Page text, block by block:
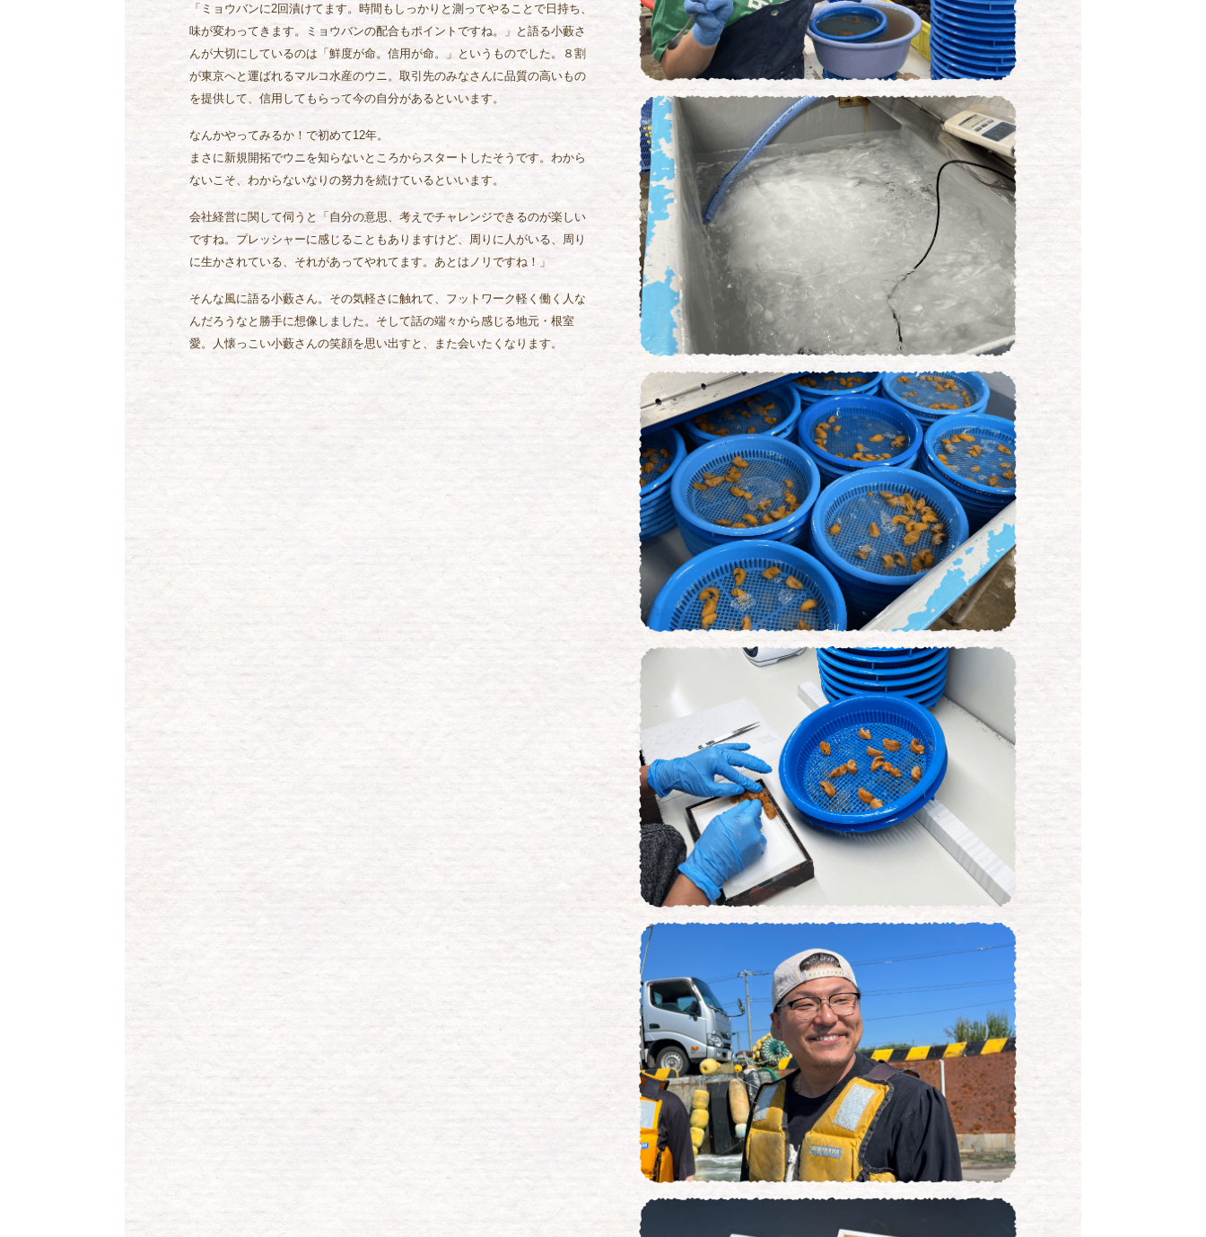
「ミョウバンに2回漬けてます。時間もしっかりと測ってやることで日持ち、
味が変わってきます。ミョウバンの配合もポイントですね。」と語る小藪さ
んが大切にしているのは「鮮度が命。信用が命。」というものでした。８割
が東京へと運ばれるマルコ水産のウニ。取引先のみなさんに品質の高いもの
を提供して、信用してもらって今の自分があるといいます。
なんかやってみるか！で初めて12年。
まさに新規開拓でウニを知らないところからスタートしたそうです。わから
ないこそ、わからないなりの努力を続けているといいます。
会社経営に関して伺うと「自分の意思、考えでチャレンジできるのが楽しい
ですね。プレッシャーに感じることもありますけど、周りに人がいる、周り
に生かされている、それがあってやれてます。あとはノリですね！」
そんな風に語る小藪さん。その気軽さに触れて、フットワーク軽く働く人な
んだろうなと勝手に想像しました。そして話の端々から感じる地元・根室
愛。人懐っこい小藪さんの笑顔を思い出すと、また会いたくなります。